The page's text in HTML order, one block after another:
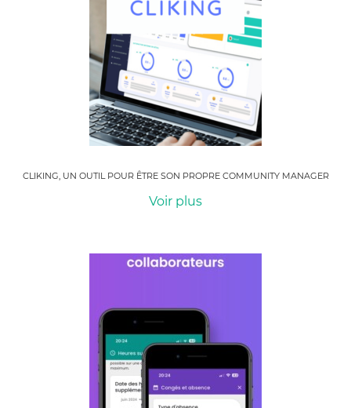
CLIKING, UN OUTIL POUR ÊTRE SON PROPRE COMMUNITY MANAGER
Voir plus